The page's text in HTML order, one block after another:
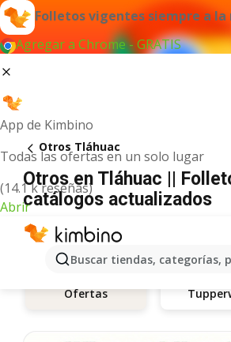
Folletos vigentes siempre a la
Agregar a Chrome - GRATIS
App de Kimbino
Todas las ofertas en un solo lugar
(14.1 k reseñas)
Abrir
Buscar tiendas, categorías,
Otros Tláhuac
Otros en Tláhuac ||
catálogos actualizados
Ofertas